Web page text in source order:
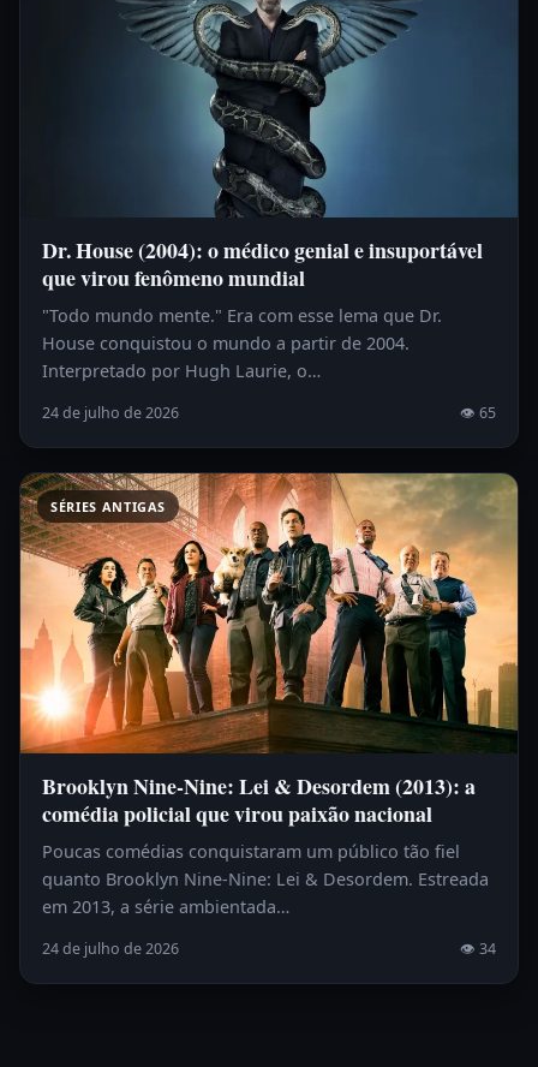
Dr. House (2004): o médico genial e insuportável
que virou fenômeno mundial
"Todo mundo mente." Era com esse lema que Dr.
House conquistou o mundo a partir de 2004.
Interpretado por Hugh Laurie, o…
24 de julho de 2026 👁 65
SÉRIES ANTIGAS
Brooklyn Nine-Nine: Lei & Desordem (2013): a
comédia policial que virou paixão nacional
Poucas comédias conquistaram um público tão fiel
quanto Brooklyn Nine-Nine: Lei & Desordem. Estreada
em 2013, a série ambientada…
24 de julho de 2026 👁 34